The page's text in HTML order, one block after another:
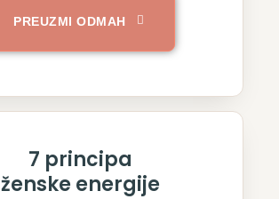
PREUZMI ODMAH
7 principa
ženske energije